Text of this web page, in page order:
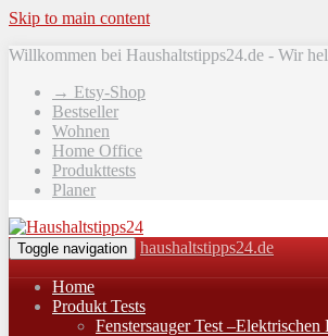
Skip to main content
Willkommen bei Haushaltstipps24.de - Wir
→ Etsy-Shop
Bestseller
Wohnen
Home Office
Produkttests
Planer
Toggle navigation haushaltstipps24.de
Home
Produkt Tests
Fenstersauger Test –Elektrischen